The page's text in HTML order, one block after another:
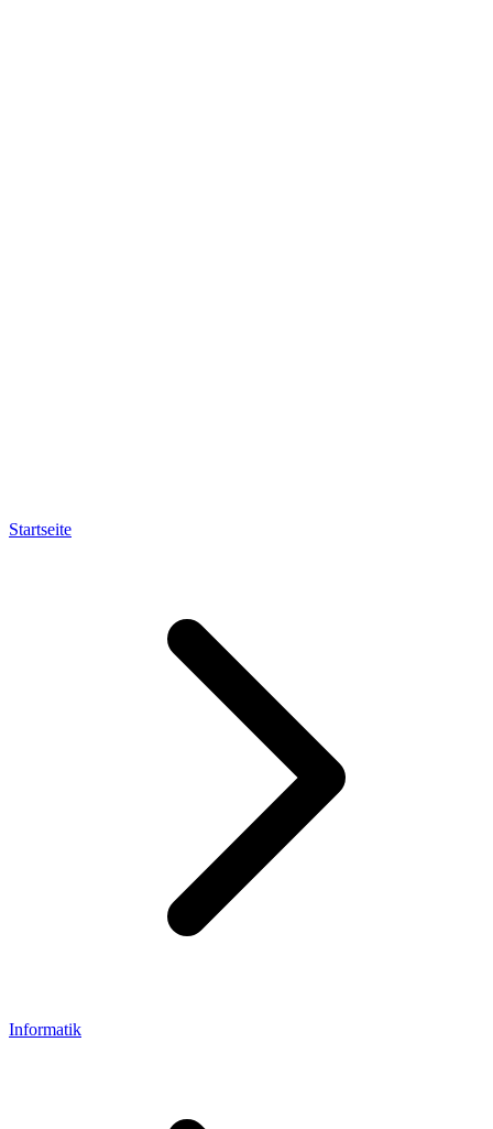
Startseite
Informatik